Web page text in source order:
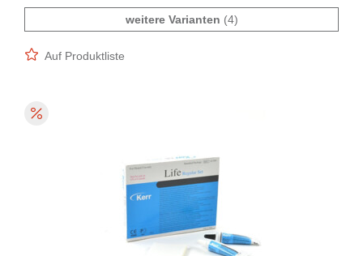
weitere Varianten (4)
Auf Produktliste